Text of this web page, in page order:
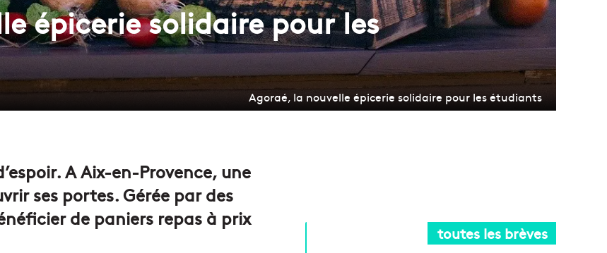
épicerie solidaire pour les
Agoraé, la nouvelle épicerie solidaire pour les étudiants
A Aix-en-Provence, une
ses portes. Gérée par des
de paniers repas à prix
toutes les brèves